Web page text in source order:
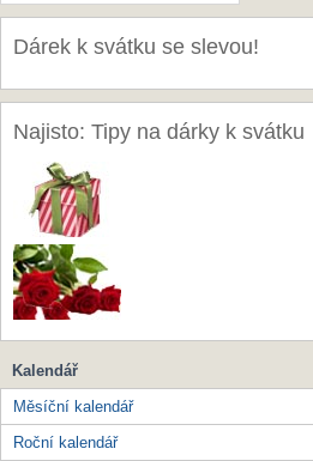
Dárek k svátku se slevou!
Najisto: Tipy na dárky k svátku
Kalendář
Měsíční kalendář
Roční kalendář